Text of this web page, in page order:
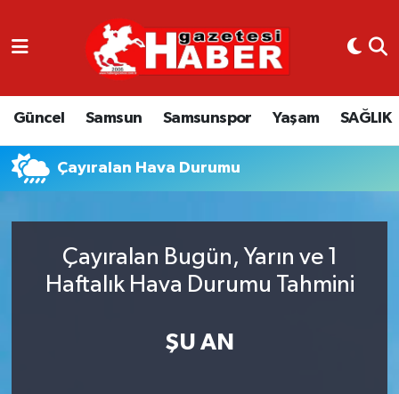
Güncel Samsun Samsunspor Yaşam SAĞLIK
Çayıralan Hava Durumu
Çayıralan Bugün, Yarın ve 1
Haftalık Hava Durumu Tahmini
ŞU AN
GÜNCEL
SAMSUN
YAŞAM